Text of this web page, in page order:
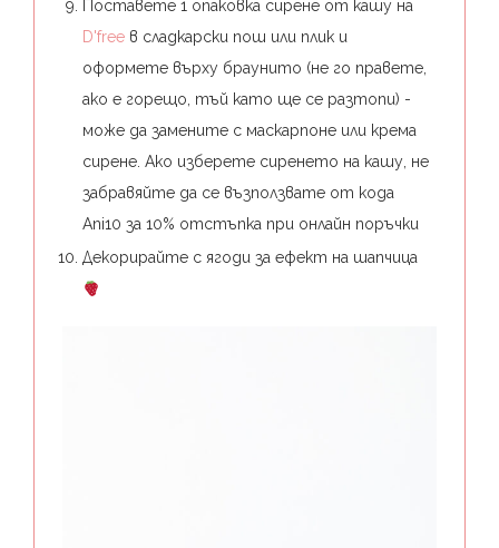
Поставете 1 опаковка сирене от кашу на
D'free в сладкарски пош или плик и
оформете върху браунито (не го правете,
ако е горещо, тъй като ще се разтопи) -
може да замените с маскарпоне или крема
сирене. Ако изберете сиренето на кашу, не
забравяйте да се възползвате от кода
Ani10 за 10% отстъпка при онлайн поръчки⁣
Декорирайте с ягоди за ефект на шапчица⁣